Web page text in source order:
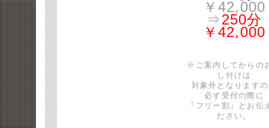
￥42,000
⇒250分
￥42,000
※ご案内してからの
し付けは
対象外となります
必ず受付の際に
『フリー割』とお伝
ださい。